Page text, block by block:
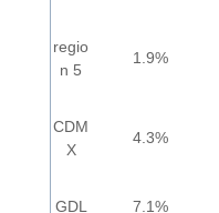
regio
n 5
1.9%
CDM
X
4.3%
GDL 7.1%